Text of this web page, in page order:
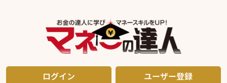
ログイン ユーザー登録